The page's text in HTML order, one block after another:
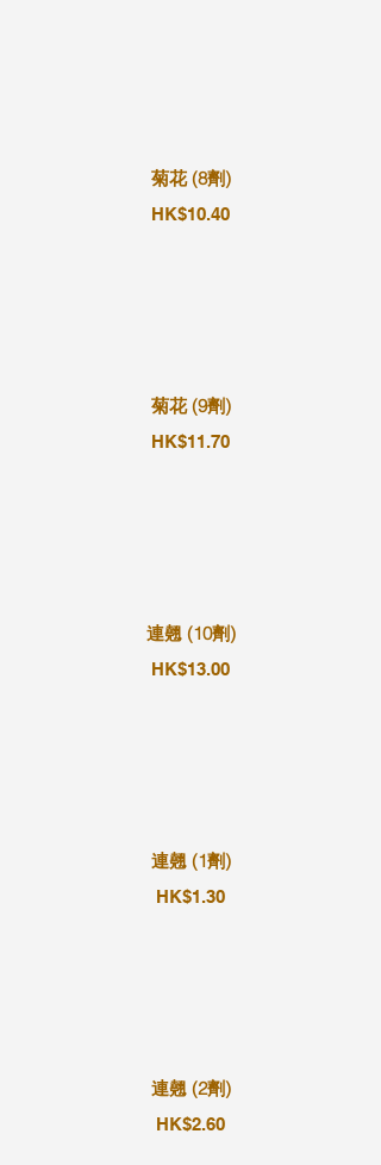
菊花 (8劑)
HK$10.40
菊花 (9劑)
HK$11.70
連翹 (10劑)
HK$13.00
連翹 (1劑)
HK$1.30
連翹 (2劑)
HK$2.60